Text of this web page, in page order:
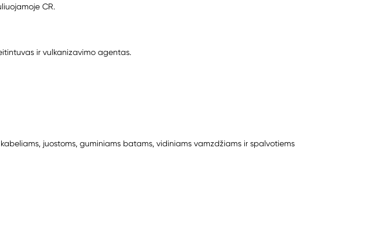
CR.
ir vulkanizavimo agentas.
juostoms, guminiams batams, vidiniams vamzdžiams ir spalvotiems